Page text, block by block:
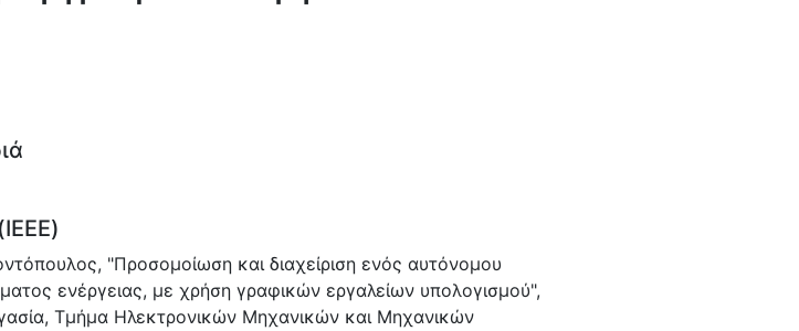
"Προσομοίωση και διαχείριση ενός αυτόνομου
ενέργειας, με χρήση γραφικών εργαλείων υπολογισμού",
Τμήμα Ηλεκτρονικών Μηχανικών και Μηχανικών